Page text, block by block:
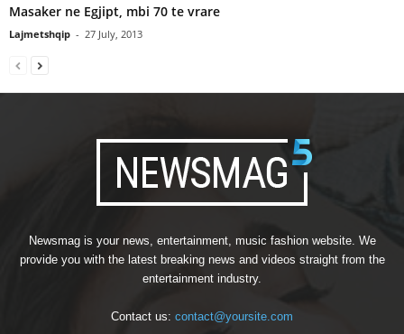
Masaker ne Egjipt, mbi 70 te vrare
Lajmetshqip - 27 July, 2013
Newsmag is your news, entertainment, music fashion website. We
provide you with the latest breaking news and videos straight from the
entertainment industry.
Contact us: contact@yoursite.com